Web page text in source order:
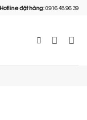
Hotline đặt hàng:0916 48 96 39